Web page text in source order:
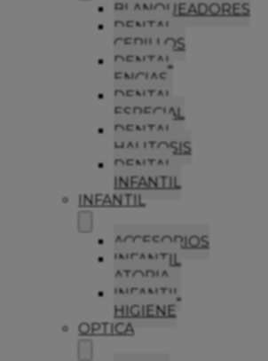
BLANQUEADORES
DENTAL
CEPILLOS
DENTAL
ENCIAS
DENTAL
ESPECIAL
DENTAL
HALITOSIS
DENTAL
INFANTIL
INFANTIL
ACCESORIOS
INFANTIL
ATOPIA
INFANTIL
HIGIENE
OPTICA